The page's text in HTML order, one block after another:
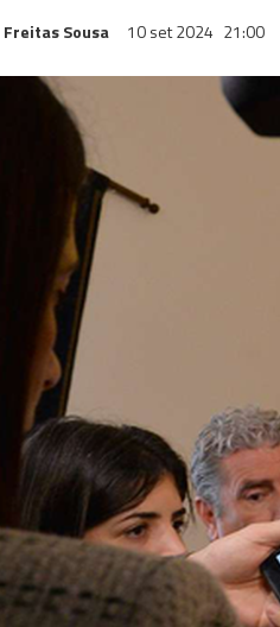
Freitas Sousa 10 set 2024 21:00